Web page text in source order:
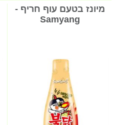
מיונז בטעם עוף חריף -
Samyang